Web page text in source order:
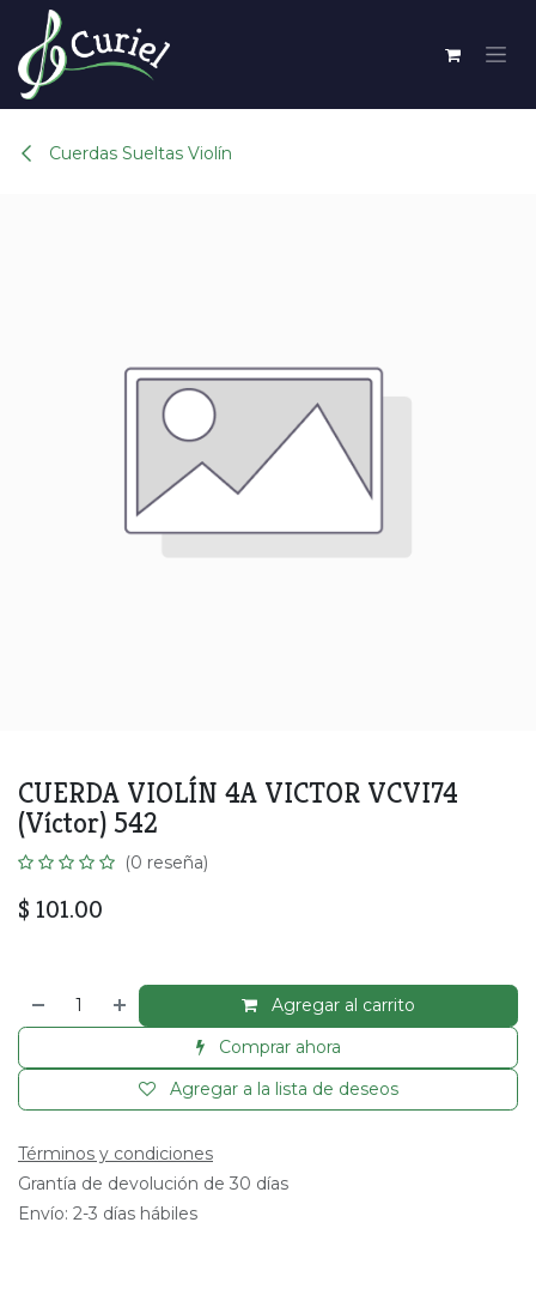
Ir al contenido
Cuerdas Sueltas Violín
CUERDA VIOLÍN 4A VICTOR VCVI74
(Víctor) 542
(0 reseña)
$ 101.00
Agregar al carrito
Comprar ahora
Agregar a la lista de deseos
Términos y condiciones
Grantía de devolución de 30 días
Envío: 2-3 días hábiles